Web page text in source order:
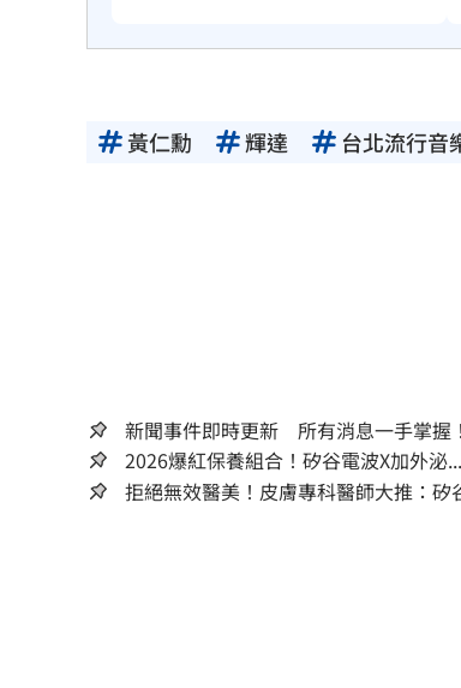
黃仁勳 輝達 台北流行音
新聞事件即時更新 所有消息一手掌握！
2026爆紅保養組合！矽谷電波X加外泌...
拒絕無效醫美！皮膚專科醫師大推：矽